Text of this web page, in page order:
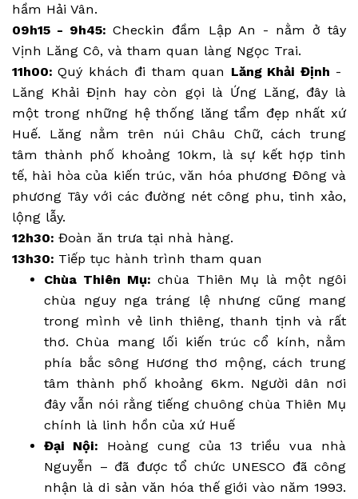
hầm Hải Vân.
09h15 - 9h45:Checkin đầm Lập An - nằm ở tây
Vịnh Lăng Cô, và tham quan làng Ngọc Trai.
11h00:Quý khách đi tham quan Lăng Khải Định -
Lăng Khải Định hay còn gọi là Ứng Lăng, đây là
một trong những hệ thống lăng tẩm đẹp nhất xứ
Huế. Lăng nằm trên núi Châu Chữ, cách trung
tâm thành phố khoảng 10km, là sự kết hợp tinh
tế, hài hòa của kiến trúc, văn hóa phương Đông và
phương Tây với các đường nét công phu, tinh xảo,
lộng lẫy.
12h30: Đoàn ăn trưa tại nhà hàng.
13h30: Tiếp tục hành trình tham quan
Chùa Thiên Mụ: chùa Thiên Mụ là một ngôi
chùa nguy nga tráng lệ nhưng cũng mang
trong mình vẻ linh thiêng, thanh tịnh và rất
thơ. Chùa mang lối kiến trúc cổ kính, nằm
phía bắc sông Hương thơ mộng, cách trung
tâm thành phố khoảng 6km. Người dân nơi
đây vẫn nói rằng tiếng chuông chùa Thiên Mụ
chính là linh hồn của xứ Huế
Đại Nội: Hoàng cung của 13 triều vua nhà
Nguyễn – đã được tổ chức UNESCO đã công
nhận là di sản văn hóa thế giới vào năm 1993.